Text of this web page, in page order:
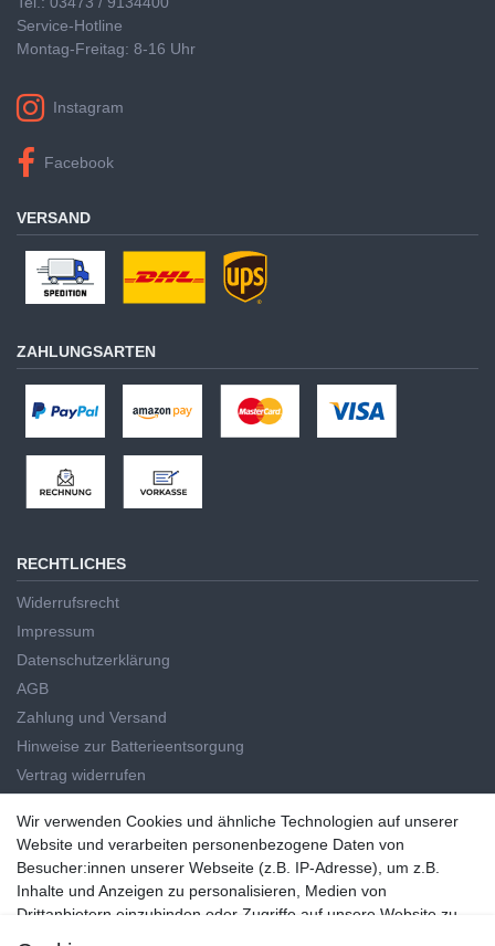
Wir verwenden Cookies und ähnliche Technologien auf unserer
Website und verarbeiten personenbezogene Daten von
Besucher:innen unserer Webseite (z.B. IP-Adresse), um z.B. Inhalte
und Anzeigen zu personalisieren, Medien von Drittanbietern
Service-Hotline
Montag-Freitag: 8-16 Uhr
Instagram
Facebook
VERSAND
ZAHLUNGSARTEN
RECHTLICHES
Widerrufsrecht
Impressum
Datenschutzerklärung
AGB
Zahlung und Versand
Hinweise zur Batterieentsorgung
Vertrag widerrufen
HAUPTKATEGORIEN
Handwerkzeug
Elektrowerkzeug
Haus und Garten
Wir verwenden Cookies und ähnliche Technologien auf unserer
Website und verarbeiten personenbezogene Daten von
Besucher:innen unserer Webseite (z.B. IP-Adresse), um z.B.
Inhalte und Anzeigen zu personalisieren, Medien von
Drittanbietern einzubinden oder Zugriffe auf unsere Website zu